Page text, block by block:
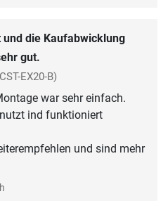
und die Kaufabwicklung
gut.
EX20-B)
war sehr einfach.
ind funktioniert
und sind mehr